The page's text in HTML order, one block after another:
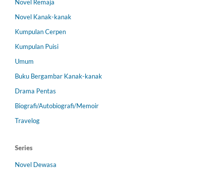
Novel Remaja
Novel Kanak-kanak
Kumpulan Cerpen
Kumpulan Puisi
Umum
Buku Bergambar Kanak-kanak
Drama Pentas
Biografi/Autobiografi/Memoir
Travelog
Series
Novel Dewasa